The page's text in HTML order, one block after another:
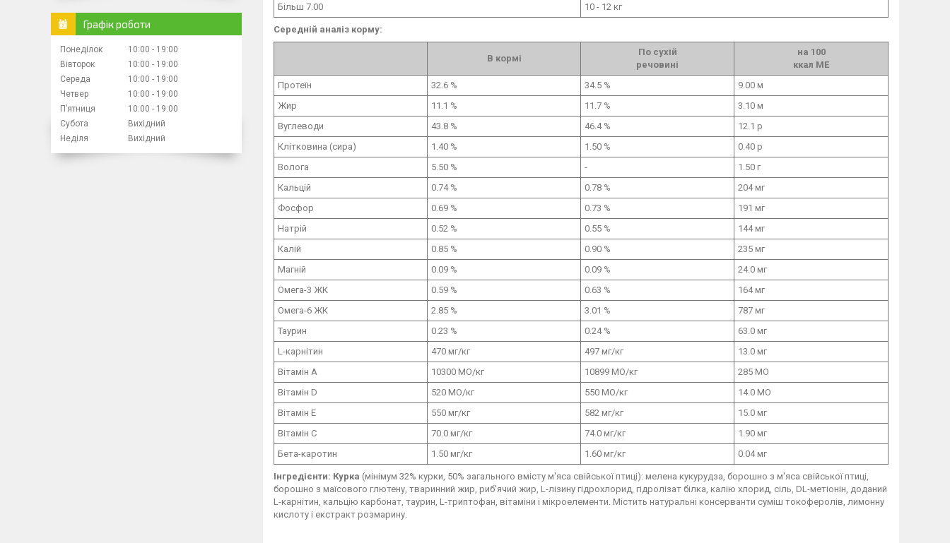
Більш 7.00
10 - 12 кг
Середній аналіз корму:
В кормі
По сухій
речовині
на 100
ккал МЕ
Протеїн
32.6 % 34.5 %
9.00 м
Жир
11.1 % 11.7 %
3.10 м
Вуглеводи
43.8 % 46.4 %
12.1 р
Клітковина (сира)
1.40 % 1.50 %
0.40 р
Волога
5.50 % -
1.50 г
Кальцій
0.74 % 0.78 %
204 мг
Фосфор
0.69 % 0.73 %
191 мг
Натрій
0.52 % 0.55 %
144 мг
Калій
0.85 % 0.90 %
235 мг
Магній
0.09 % 0.09 %
24.0 мг
Омега-3 ЖК
0.59 % 0.63 %
164 мг
Омега-6 ЖК
2.85 % 3.01 %
787 мг
Таурин
0.23 % 0.24 %
63.0 мг
L-карнітин
470 мг/кг 497 мг/кг
13.0 мг
Вітамін A
10300 МО/кг 10899 МО/кг
285 МО
Вітамін D
520 МО/кг 550 МО/кг
14.0 МО
Вітамін E
550 мг/кг 582 мг/кг
15.0 мг
Вітамін C
70.0 мг/кг 74.0 мг/кг
1.90 мг
Бета-каротин
1.50 мг/кг 1.60 мг/кг 0.04 мг
Інгредієнти: Курка (мінімум 32% курки, 50% загального вмісту м'яса свійської птиці): мелена кукурудза, борошно з м'яса свійської птиці,
борошно з маїсового глютену, тваринний жир, риб'ячий жир, L-лізину гідрохлорид, гідролізат білка, калію хлорид, сіль, DL-метіонін, доданий
L-карнітин, кальцію карбонат, таурин, L-триптофан, вітаміни і мікроелементи. Містить натуральні консерванти суміш токоферолів, лимонну
кислоту і екстракт розмарину.
Графік роботи
Понеділок 10:00
19:00
Вівторок
10:00
19:00
Середа
10:00
19:00
Четвер
10:00
19:00
Пʼятниця
10:00
19:00
Субота
Вихідний
Неділя
Вихідний